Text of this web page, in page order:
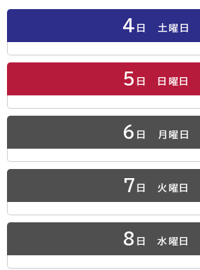
4 日 土曜日
5 日 日曜日
6 日 月曜日
7 日 火曜日
8 日 水曜日